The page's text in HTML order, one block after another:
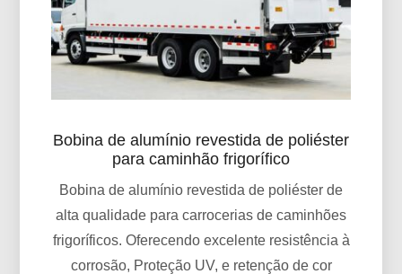
Bobina de alumínio revestida de poliéster
para caminhão frigorífico
Bobina de alumínio revestida de poliéster de
alta qualidade para carrocerias de caminhões
frigoríficos. Oferecendo excelente resistência à
corrosão, Proteção UV, e retenção de cor